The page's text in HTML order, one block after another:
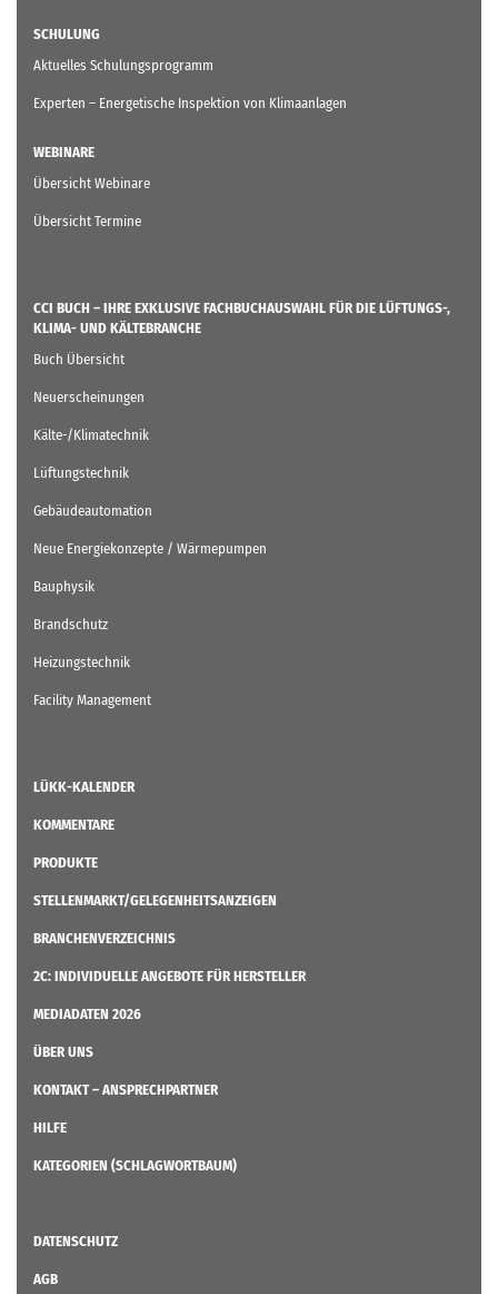
SCHULUNG
Aktuelles Schulungsprogramm
Experten – Energetische Inspektion von Klimaanlagen
WEBINARE
Übersicht Webinare
Übersicht Termine
CCI BUCH – IHRE EXKLUSIVE FACHBUCHAUSWAHL FÜR DIE LÜFTUNGS-,
KLIMA- UND KÄLTEBRANCHE
Buch Übersicht
Neuerscheinungen
Kälte-/Klimatechnik
Lüftungstechnik
Gebäudeautomation
Neue Energiekonzepte / Wärmepumpen
Bauphysik
Brandschutz
Heizungstechnik
Facility Management
LÜKK-KALENDER
KOMMENTARE
PRODUKTE
STELLENMARKT/GELEGENHEITSANZEIGEN
BRANCHENVERZEICHNIS
2C: INDIVIDUELLE ANGEBOTE FÜR HERSTELLER
MEDIADATEN 2026
ÜBER UNS
KONTAKT – ANSPRECHPARTNER
HILFE
KATEGORIEN (SCHLAGWORTBAUM)
DATENSCHUTZ
AGB